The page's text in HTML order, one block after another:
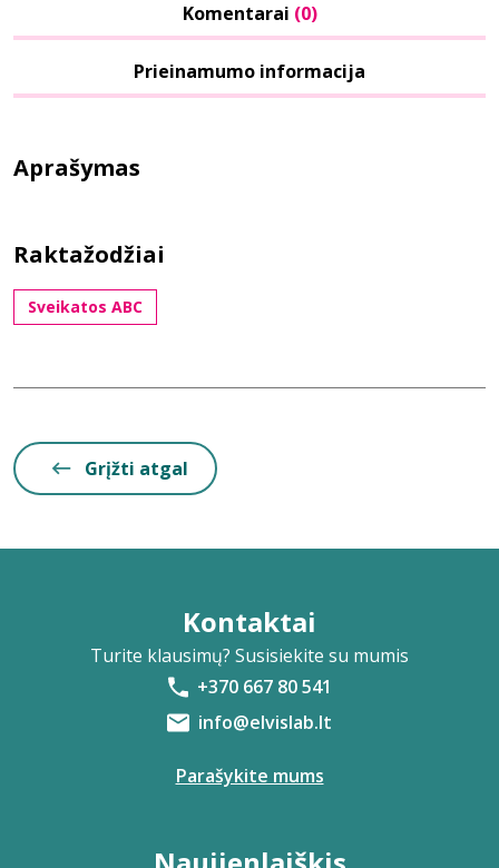
Komentarai (0)
Prieinamumo informacija
Aprašymas
Raktažodžiai
Sveikatos ABC
Grįžti atgal
Kontaktai
Turite klausimų? Susisiekite su mumis
+370 667 80 541
info@elvislab.lt
Parašykite mums